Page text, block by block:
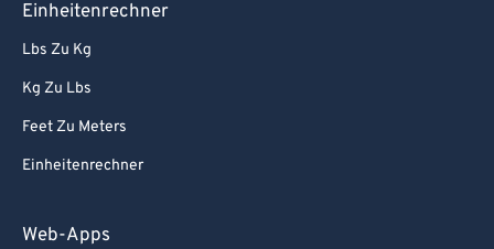
Einheitenrechner
Lbs Zu Kg
Kg Zu Lbs
Feet Zu Meters
Einheitenrechner
Web-Apps